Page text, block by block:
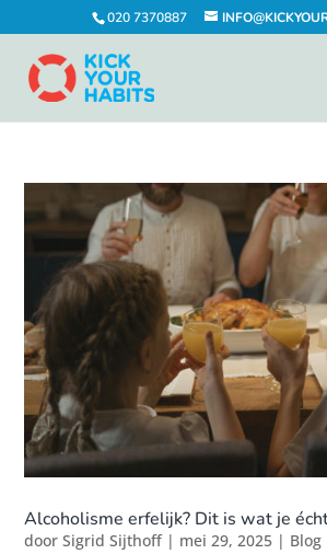
020 7370887
Alcoholisme erfelijk? Dit is wat je
doorSigrid Sijthoff| mei 29, 2025 | Blog